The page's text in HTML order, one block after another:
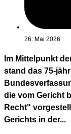
26. Mai 2026
Im Mittelpunkt
stand das 75-
die vom Gericht
Recht"
Gerichts in der...